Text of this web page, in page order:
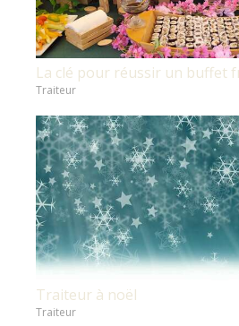
La clé pour réussir un buffet
Traiteur
Traiteur à noël
Traiteur